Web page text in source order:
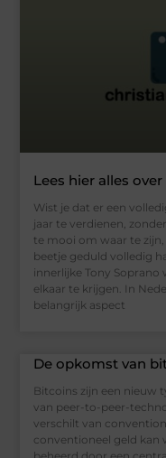
Lees hier alles
Wist je dat er een
jaar te verdienen,
te mooi om waar te
beetje geduld volledig
innerlijke Tony
elkaar te krijgen. In
belangrijk aspect
De opkomst van
Bitcoins zijn een nieuw
van peer-to-peer-
verschilt van
conventioneel geld